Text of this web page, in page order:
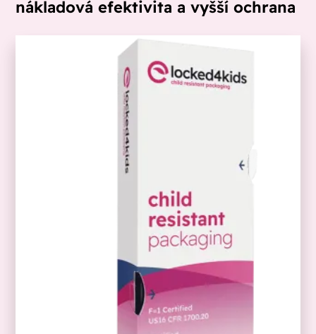
nákladová efektivita a vyšší ochrana